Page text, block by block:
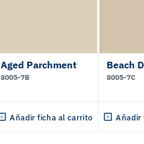
Aged Parchment
8005-7B
Añadir ficha al carrito
Beach
8005-7C
Añadir